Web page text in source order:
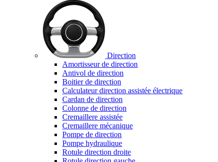
Direction
Amortisseur de direction
Antivol de direction
Boitier de direction
Calculateur direction assistée électrique
Cardan de direction
Colonne de direction
Cremaillere assistée
Cremaillere mécanique
Pompe de direction
Pompe hydraulique
Rotule direction droite